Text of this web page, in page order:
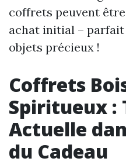
coffrets peuvent
achat initial –
objets précieux !
Coffrets
Spiritueux :
Actuelle
du Cadeau